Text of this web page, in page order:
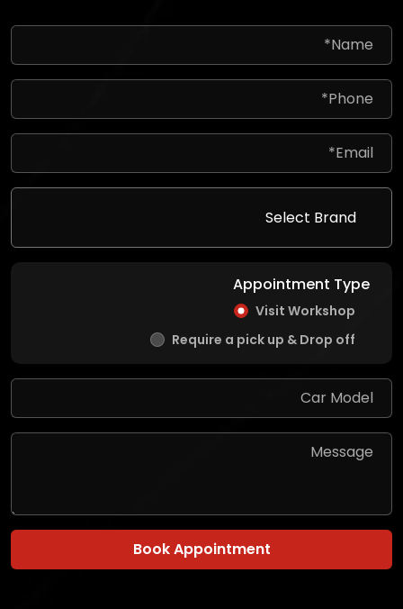
Appointment Type
Visit Workshop
Require a pick up & Drop off
Book Appointment